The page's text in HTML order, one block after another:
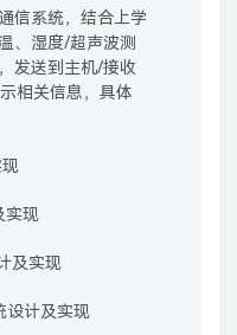
信系统，结合上学
、湿度/超声波测
发送到主机/接收
相关信息，具体
实现
及实现
设计及实现